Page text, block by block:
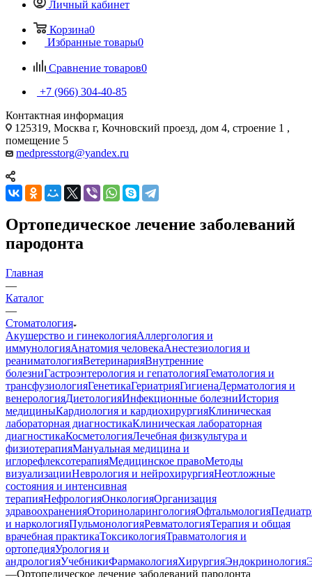
Личный кабинет
Корзина0
Избранные товары0
Сравнение товаров0
+7 (966) 304-40-85
Контактная информация
125319, Москва г, Кочновский проезд, дом 4, строение 1 ,
помещение 5
medpresstorg@yandex.ru
Ортопедическое лечение заболеваний
пародонта
Главная
—
Каталог
—
Стоматология
Акушерство и гинекологияАллергология и
иммунологияАнатомия человекаАнестезиология и
реаниматологияВетеринарияВнутренние
болезниГастроэнтерология и гепатологияГематология и
трансфузиологияГенетикаГериатрияГигиенаДерматология и
венерологияДиетологияИнфекционные болезниИстория
медициныКардиология и кардиохирургияКлиническая
лабораторная диагностикаКлиническая лабораторная
диагностикаКосметологияЛечебная физкультура и
физиотерапияМануальная медицина и
иглорефлексотерапияМедицинское правоМетоды
визуализацииНеврология и нейрохирургияНеотложные
состояния и интенсивная
терапияНефрологияОнкологияОрганизация
здравоохраненияОториноларингологияОфтальмология
и наркологияПульмонологияРевматологияТерапия и общая
врачебная практикаТоксикологияТравматология и
ортопедияУрология и
андрологияУчебникиФармакологияХирургияЭндокринология
—Ортопедическое лечение заболеваний пародонта